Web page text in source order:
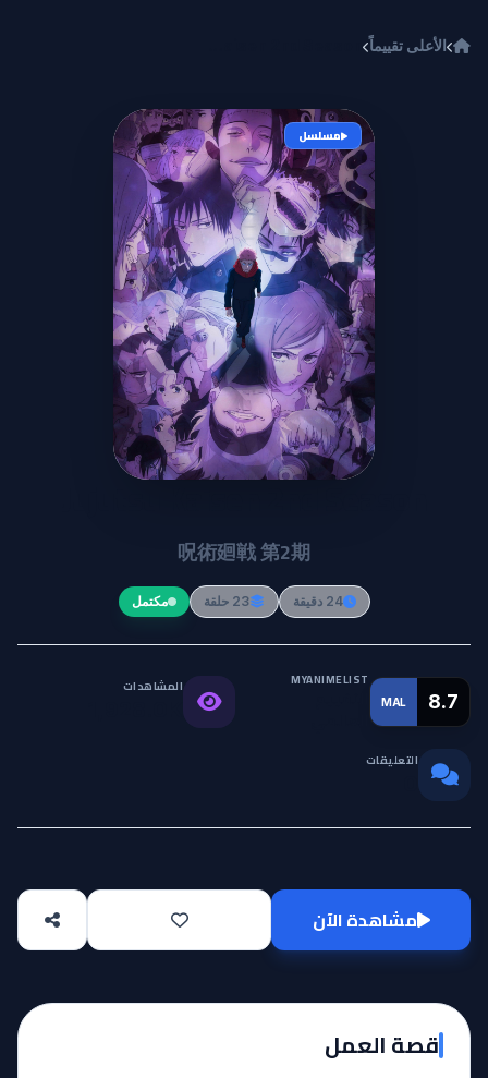
الأعلى تقييماً
مسلسل
Jujutsu Kaisen 2nd Season
呪術廻戦 第2期
24 دقيقة 23 حلقة مكتمل
MAL 8.7
MYANIMELIST المشاهدات
التعليقات
مشاهدة الآن
قصة العمل